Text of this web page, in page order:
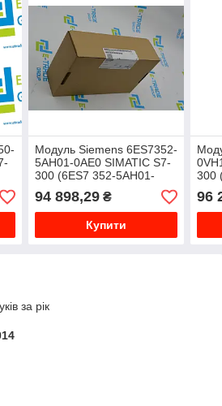
Модуль Siemens 6ES7352-
5AH01-0AE0 SIMATIC S7-
300 (6ES7 352-5AH01-
0AE0,
6ES73525AH010AE0)
94 898,29₴
Купити
300
96
за рік